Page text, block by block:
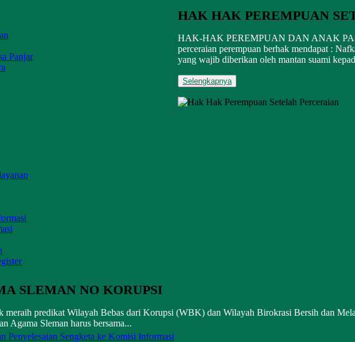
Panjar
Penyelesaian Sengketa ke Komisi Informasi
HAK HAK PEREMPUAN
HAK-HAK PEREMPUAN DAN ANAK
perceraian perempuan berhak mendapat :
yang wajib diberikan oleh mantan suami
Selengkapnya
SLEMAN NO KORUPSI
meraih predikat Wilayah Bebas dari Korupsi (WBK) dan Wilayah Birokrasi Bersih dan
Agama Sleman harus bersama...